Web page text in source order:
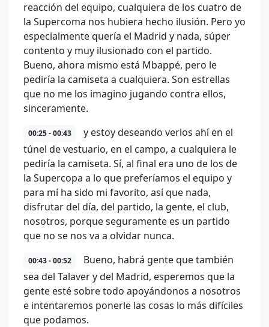
reacción del equipo, cualquiera de los cuatro de
la Supercoma nos hubiera hecho ilusión. Pero yo
especialmente quería el Madrid y nada, súper
contento y muy ilusionado con el partido.
Bueno, ahora mismo está Mbappé, pero le
pediría la camiseta a cualquiera. Son estrellas
que no me los imagino jugando contra ellos,
sinceramente.
00:25 - 00:43
y estoy deseando verlos ahí en el
túnel de vestuario, en el campo, a cualquiera le
pediría la camiseta. Sí, al final era uno de los de
la Supercopa a lo que preferíamos el equipo y
para mí ha sido mi favorito, así que nada,
disfrutar del día, del partido, la gente, el club,
nosotros, porque seguramente es un partido
que no se nos va a olvidar nunca.
00:43 - 00:52
Bueno, habrá gente que también
sea del Talaver y del Madrid, esperemos que la
gente esté sobre todo apoyándonos a nosotros
e intentaremos ponerle las cosas lo más difíciles
que podamos.